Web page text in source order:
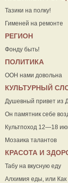
Тазики на полку!
Гименей на ремонте
РЕГИОН
Фонду быть!
ПОЛИТИКА
ООН нами довольна
КУЛЬТУРНЫЙ
Душевный привет из
Он памятник себе
Культпоход 12—18
Мозаика талантов
КРАСОТА И
Табу на вкусную еду
Алхимия еды, или